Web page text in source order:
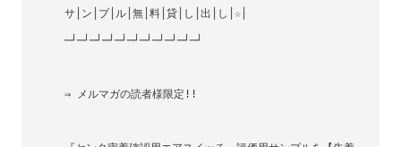
    サ│ン│プ│ル│無│料│貸│し│出│し│☆│
    ─┘─┘─┘─┘─┘─┘─┘─┘─┘─┘─┘
    ⇒ メルマガの読者様限定!!